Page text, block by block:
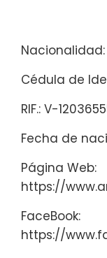
Cédula de
RIF.: V-
Fecha de
Página Web:
https://
FaceBook:
https://